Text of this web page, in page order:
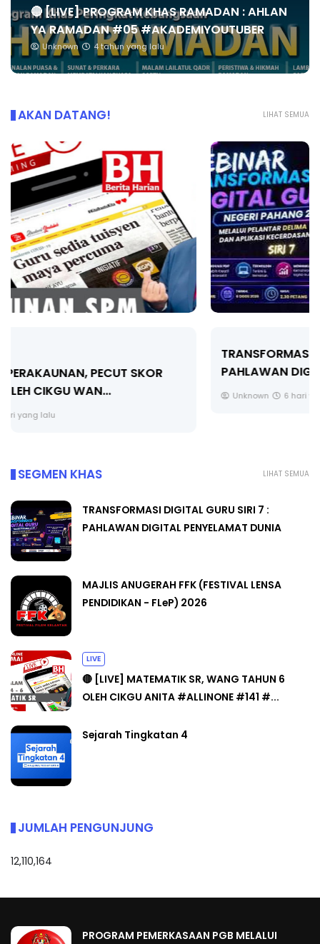
🔴 [LIVE] PROGRAM KHAS RAMADAN : AHLAN
YA RAMADAN #05 #AKADEMIYOUTUBER
Unknown 4 tahun yang lalu
LIHAT SEMUA
AKAN DATANG!
TRANSFORMASI DIGITAL GURU SIRI 7 :
PAHLAWAN DIGITAL PENYELAMAT DUNIA
Unknown 6 hari yang lalu
LIHAT SEMUA
SEGMEN KHAS
TRANSFORMASI DIGITAL GURU SIRI 7 :
PAHLAWAN DIGITAL PENYELAMAT DUNIA
MAJLIS ANUGERAH FFK (FESTIVAL LENSA
PENDIDIKAN - FLeP) 2026
LIVE
🔴 [LIVE] MATEMATIK SR, WANG TAHUN 6
OLEH CIKGU ANITA #ALLINONE #141 #...
Sejarah Tingkatan 4
JUMLAH PENGUNJUNG
12,110,164
PROGRAM PEMERKASAAN PGB MELALUI